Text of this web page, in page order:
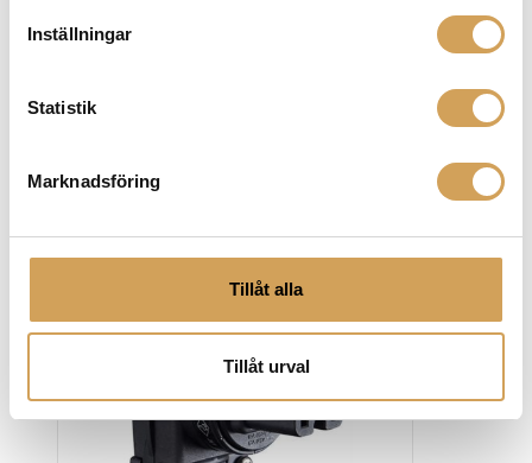
Inställningar
Statistik
Marknadsföring
Tillåt alla
Tillåt urval
Jordad kontakt 10A
159,00kr/st. Mer info »